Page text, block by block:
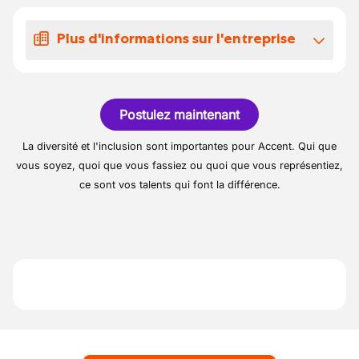
Les chantiers sont variés et intéressants.
Plus d'informations sur l'entreprise
dans le chauffage.
Ils sont situés à Liège et travaillent dans la
région.
Leur clientèle est composée en grande
partie de particuliers.
Postulez maintenant
La diversité et l'inclusion sont importantes pour Accent. Qui que
vous soyez, quoi que vous fassiez ou quoi que vous représentiez,
ce sont vos talents qui font la différence.